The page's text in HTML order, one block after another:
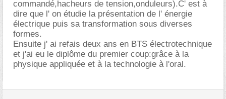
commandé,hacheurs de tension,onduleurs).C' est à
dire que l' on étudie la présentation de l' énergie
électrique puis sa transformation sous diverses
formes.
Ensuite j' ai refais deux ans en BTS électrotechnique
et j'ai eu le diplôme du premier coup:grâce à la
physique appliquée et à la technologie à l'oral.